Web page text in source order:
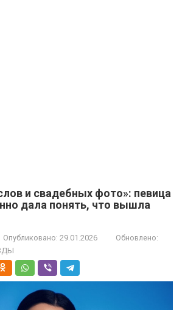
и свадебных фото»: певица
дала понять, что вышла
Опубликовано: 29.01.2026
Обновлено: